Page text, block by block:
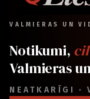
VALMIERAS UN
Notikumi,
Valmieras
NEATKARĪGI ·